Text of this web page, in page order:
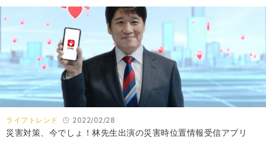
ライフトレンド 2022/02/28
災害対策、今でしょ！林先生出演の災害時位置情報受信アプリ